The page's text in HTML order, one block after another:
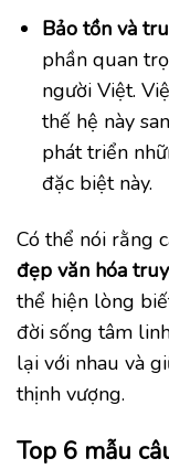
Bảo tồn và
phần quan
người Việt.
thế hệ này
phát triển
đặc biệt này.
Có thể nói rằng
đẹp văn hóa
thể hiện lòng
đời sống tâm
lại với nhau và
thịnh vượng.
Top 6 mẫu